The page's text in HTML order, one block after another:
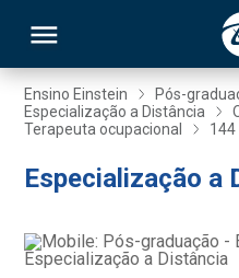
Ensino Einstein Pós-
Especialização a Distância
Terapeuta ocupacional
144
Especialização a